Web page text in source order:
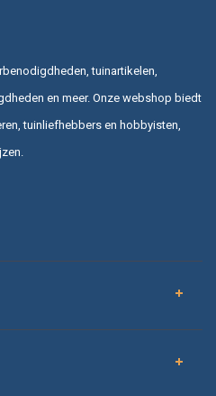
tuinartikelen,
en meer. Onze webshop biedt
tuinliefhebbers en hobbyisten,